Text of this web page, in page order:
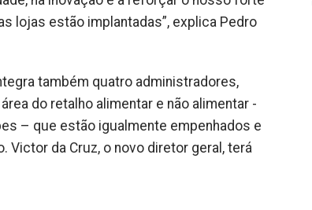
lojas estão implantadas”, explica Pedro
também quatro administradores,
do retalho alimentar e não alimentar -
– que estão igualmente empenhados e
da Cruz, o novo diretor geral, terá